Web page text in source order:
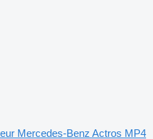
Mercedes-Benz Actros MP4